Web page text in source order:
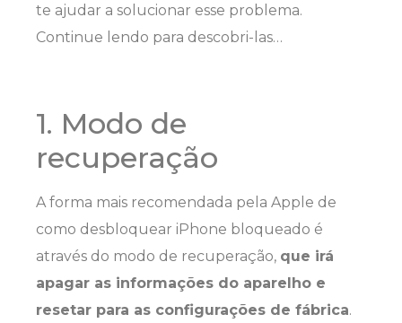
te ajudar a solucionar esse problema.
Continue lendo para descobri-las…
1. Modo de
recuperação
A forma mais recomendada pela Apple de
como desbloquear iPhone bloqueado é
através do modo de recuperação, que irá
apagar as informações do aparelho e
resetar para as configurações de fábrica.